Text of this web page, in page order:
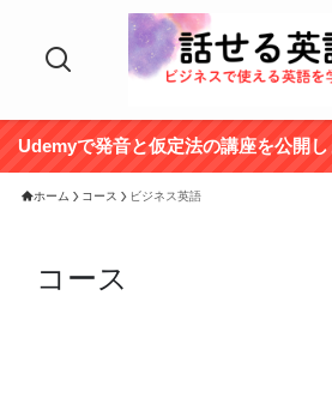
Udemyで発音と仮定法の講座を公開し
ホーム コース ビジネス英語
コース